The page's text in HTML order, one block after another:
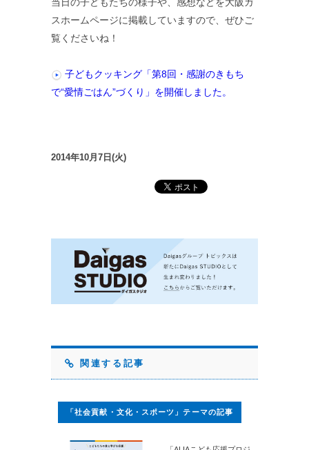
スホームページに掲載していますので、ぜひご
覧くださいね！
子どもクッキング「第8回・感謝のきもち
で“愛情ごはん”づくり」を開催しました。
2014年10月7日(火)
関連する記事
「社会貢献・文化・スポーツ」テーマの記事